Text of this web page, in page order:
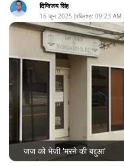
दिग्विजय सिंह
16 जून 2025 (पब्लिश्ड: 09:23 AM
जज को भेजी 'मरने की बद्दुआ'